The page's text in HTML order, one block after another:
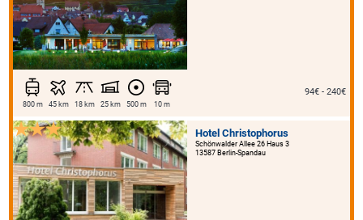
800 m 45 km 18 km 25 km 500 m 10 m
94€ - 240€
Hotel Christophorus
Schönwalder Allee 26 Haus 3
13587 Berlin-Spandau